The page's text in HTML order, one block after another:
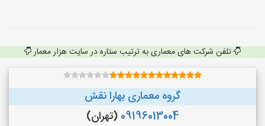
تلفن شرکت های معماری به ترتیب ستاره در سایت هزار معمار
گروه معماری بهارا نقش
09196013004 (تهران)